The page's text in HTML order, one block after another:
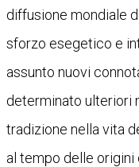
diffusione mondiale
sforzo esegetico e
assunto nuovi
determinato ulteriori
tradizione nella vita
al tempo delle origini